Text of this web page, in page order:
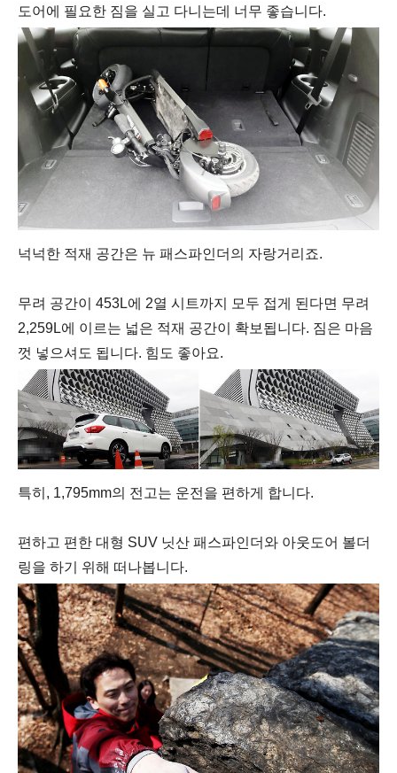
도어에 필요한 짐을 실고 다니는데 너무 좋습니다.
넉넉한 적재 공간은 뉴 패스파인더의 자랑거리죠.
무려 공간이 453L에 2열 시트까지 모두 접게 된다면 무려
2,259L에 이르는 넓은 적재 공간이 확보됩니다. 짐은 마음
껏 넣으셔도 됩니다. 힘도 좋아요.
특히, 1,795mm의 전고는 운전을 편하게 합니다.
편하고 편한 대형 SUV 닛산 패스파인더와 아웃도어 볼더
링을 하기 위해 떠나봅니다.